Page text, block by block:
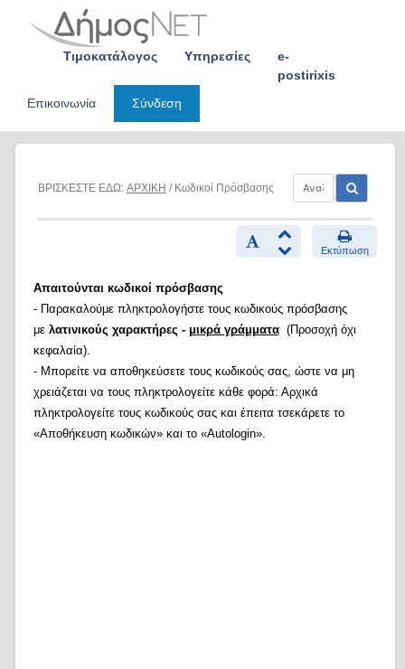
Τιμοκατάλογος Υπηρεσίες
e-
postirixis
Επικοινωνία
Σύνδεση
ΒΡΙΣΚΕΣΤΕ ΕΔΩ: ΑΡΧΙΚΗ / Κωδικοί Πρόσβασης
Εκτύπωση
Απαιτούνται κωδικοί πρόσβασης
- Παρακαλούμε πληκτρολογήστε τους κωδικούς πρόσβασης
με λατινικούς χαρακτήρες - μικρά γράμματα(Προσοχή όχι
κεφαλαία).
- Μπορείτε να αποθηκεύσετε τους κωδικούς σας, ώστε να μη
χρειάζεται να τους πληκτρολογείτε κάθε φορά: Αρχικά
πληκτρολογείτε τους κωδικούς σας και έπειτα τσεκάρετε το
«Αποθήκευση κωδικών» και το «Autologin».